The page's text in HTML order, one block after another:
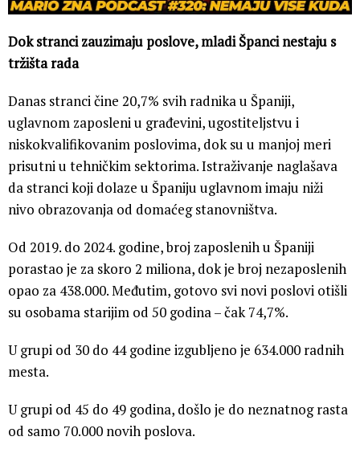
Dok stranci zauzimaju poslove, mladi Španci nestaju s
tržišta rada
Danas stranci čine 20,7% svih radnika u Španiji,
uglavnom zaposleni u građevini, ugostiteljstvu i
niskokvalifikovanim poslovima, dok su u manjoj meri
prisutni u tehničkim sektorima. Istraživanje naglašava
da stranci koji dolaze u Španiju uglavnom imaju niži
nivo obrazovanja od domaćeg stanovništva.
Od 2019. do 2024. godine, broj zaposlenih u Španiji
porastao je za skoro 2 miliona, dok je broj nezaposlenih
opao za 438.000. Međutim, gotovo svi novi poslovi otišli
su osobama starijim od 50 godina – čak 74,7%.
U grupi od 30 do 44 godine izgubljeno je 634.000 radnih
mesta.
U grupi od 45 do 49 godina, došlo je do neznatnog rasta
od samo 70.000 novih poslova.